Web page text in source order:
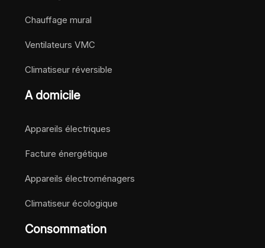
Chauffage mural
Ventilateurs VMC
Climatiseur réversible
A domicile
Appareils électriques
Facture énergétique
Appareils électroménagers
Climatiseur écologique
Consommation